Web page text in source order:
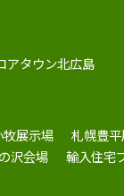
アタウン北広島
牧展示場
札幌豊
沢会場 輸入住宅